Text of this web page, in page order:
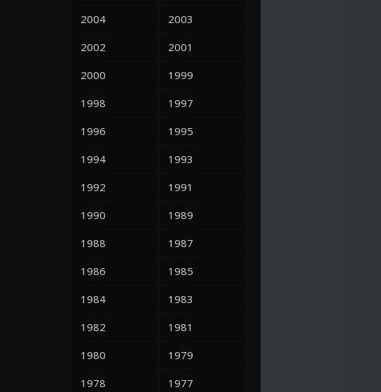
2004
2003
2002
2001
2000
1999
1998
1997
1996
1995
1994
1993
1992
1991
1990
1989
1988
1987
1986
1985
1984
1983
1982
1981
1980
1979
1978
1977